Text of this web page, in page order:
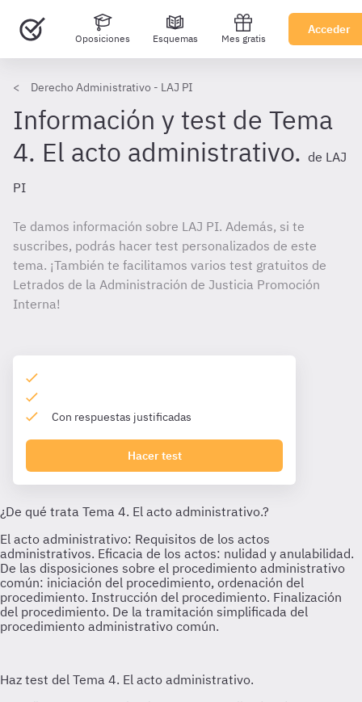
Oposiciones Esquemas Mes gratis
Acceder
Derecho Administrativo - LAJ PI
Información y test de Tema
4. El acto administrativo. de LAJ
PI
Te damos información sobre LAJ PI. Además, si te
suscribes, podrás hacer test personalizados de este
tema. ¡También te facilitamos varios test gratuitos de
Letrados de la Administración de Justicia Promoción
Interna!
Con respuestas justificadas
Hacer test